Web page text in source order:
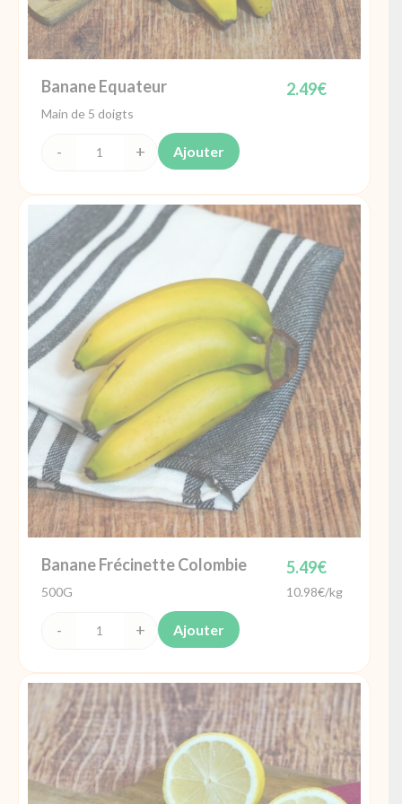
Banane Equateur 2.49€
Main de 5 doigts
quantité
Banane
Equateur
Ajouter
Banane Frécinette Colombie 5.49€
500G 10.98€/kg
quantité
Banane
Frécinette
Colombie
Ajouter